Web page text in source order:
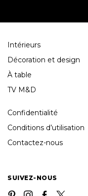
Intérieurs
Décoration et design
À table
TV M&D
Confidentialité
Conditions d’utilisation
Contactez-nous
SUIVEZ-NOUS